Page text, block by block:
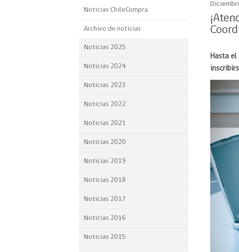
Organigrama
Participación Ciudadana
Sé parte de nuestro equipo
API
Noticias ChileCompra
Archivo de noticias
Noticias 2025
Noticias 2024
Noticias 2023
Noticias 2022
Noticias 2021
Noticias 2020
Noticias 2019
Noticias 2018
Noticias 2017
Noticias 2016
Noticias 2015
Hasta